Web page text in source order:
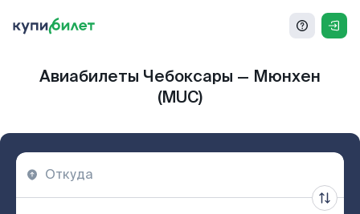
Авиабилеты Чебоксары — Мюнхен
(MUC)